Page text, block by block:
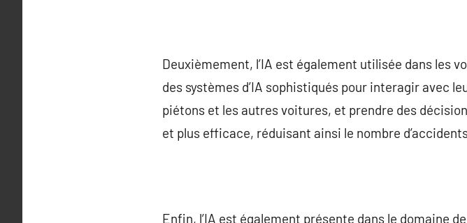
Deuxièmement, l’IA est également utilisée dans les
des systèmes d’IA sophistiqués pour interagir avec
piétons et les autres voitures, et prendre des
et plus efficace, réduisant ainsi le nombre
Enfin, l’IA est également présente dans le domaine